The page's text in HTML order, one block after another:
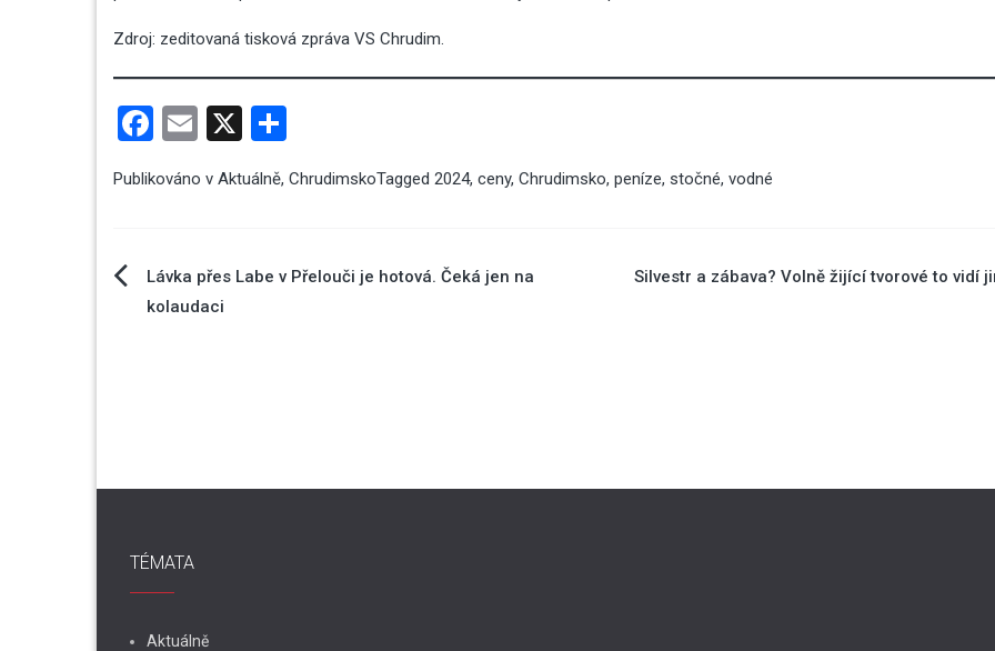
Zdroj: zeditovaná tisková zpráva VS Chrudim.
Facebook
Email
X
Publikováno v Aktuálně, ChrudimskoTagged 2024, ceny, Chrudimsko, peníze, stočné, vodné
Navigace
Lávka přes Labe v Přelouči je hotová. Čeká jen na
kolaudaci
Silvestr a zábava? Volně žijící tvorové to vidí
TÉMATA
Aktuálně